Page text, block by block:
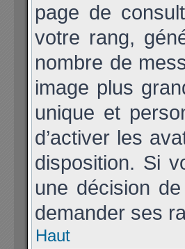
page de
votre rang,
nombre de
image plus
unique et
d’activer les
disposition. Si
une décision
demander ses
Haut